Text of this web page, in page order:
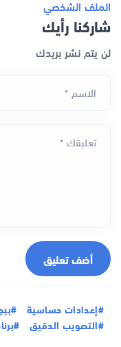
الملف الشخصي
شاركنا رأيك
لن يتم نشر بريدك
الاسم *
تعليقك *
أضف تعليق
#إعدادات حساسية
#التصويب الدقيق